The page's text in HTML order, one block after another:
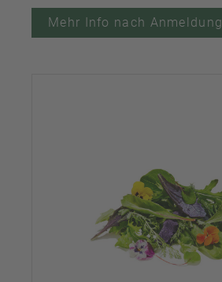
Mehr Info nach Anmeldung